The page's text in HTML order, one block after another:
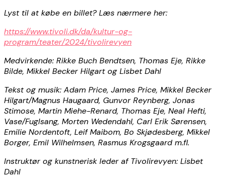
Lyst til at købe en billet? Læs nærmere her:
https://www.tivoli.dk/da/kultur-og-
program/teater/2024/tivolirevyen
Medvirkende: Rikke Buch Bendtsen, Thomas Eje, Rikke
Bilde, Mikkel Becker Hilgart og Lisbet Dahl
Tekst og musik: Adam Price, James Price, Mikkel Becker
Hilgart/Magnus Haugaard, Gunvor Reynberg, Jonas
Stimose, Martin Miehe-Renard, Thomas Eje, Neal Hefti,
Vase/Fuglsang, Morten Wedendahl, Carl Erik Sørensen,
Emilie Nordentoft, Leif Maibom, Bo Skjødesberg, Mikkel
Borger, Emil Wilhelmsen, Rasmus Krogsgaard m.fl.
Instruktør og kunstnerisk leder af Tivolirevyen: Lisbet
Dahl